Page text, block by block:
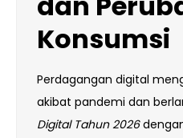
Konsumsi
Perdagangan digital
akibat pandemi dan
Digital Tahun 2026